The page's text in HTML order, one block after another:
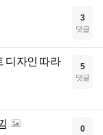
3
댓글
디자인 따라
5
댓글
0